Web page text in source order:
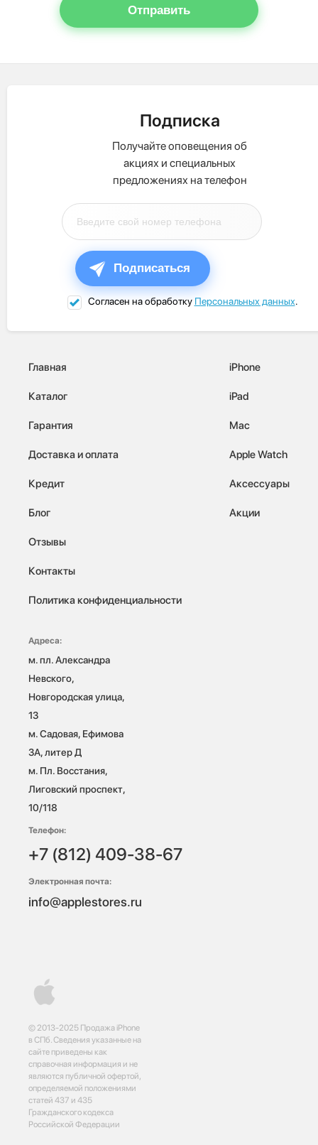
Отправить
Подписка
Получайте оповещения об
акциях и специальных
предложениях на телефон
Подписаться
Согласен на обработку Персональных данных.
© 2013-2025 Продажа iPhone
в СПб. Сведения указанные на
сайте приведены как
справочная информация и не
являются публичной офертой,
определяемой положениями
статей 437 и 435
Гражданского кодекса
Российской Федерации
Главная
Каталог
Гарантия
Доставка и оплата
Кредит
Блог
Отзывы
Контакты
Политика конфиденциальности
iPhone
iPad
Mac
Apple Watch
Аксессуары
Акции
Адреса:
м. пл. Александра
Невского,
Новгородская улица,
13
м. Садовая, Ефимова
3А, литер Д
м. Пл. Восстания,
Лиговский проспект,
10/118
Телефон:
+7 (812) 409-38-67
Электронная почта:
info@applestores.ru